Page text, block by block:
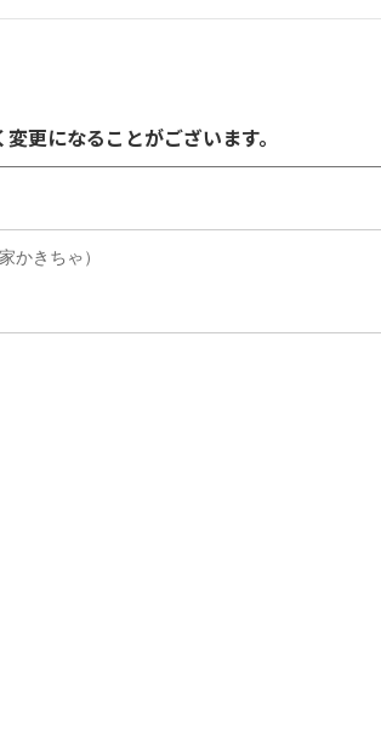
更になることがございます。
かきちゃ）